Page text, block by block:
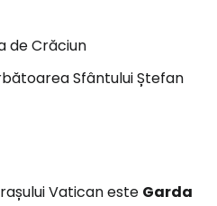
de Crăciun
Sfântului Ștefan
Vatican este Garda